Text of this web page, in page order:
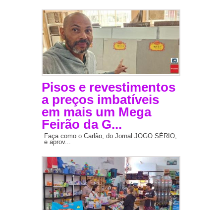
Pisos e revestimentos
a preços imbatíveis
em mais um Mega
Feirão da G...
Faça como o Carlão, do Jornal JOGO SÉRIO,
e aprov...